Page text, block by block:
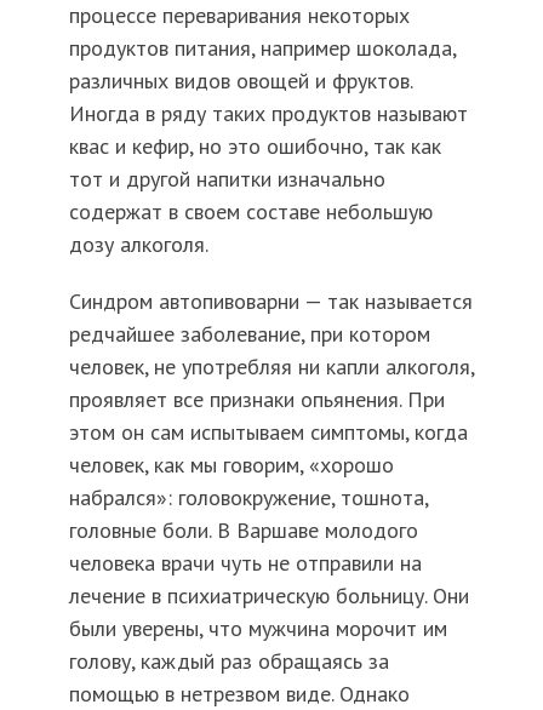
процессе переваривания некоторых
продуктов питания, например шоколада,
различных видов овощей и фруктов.
Иногда в ряду таких продуктов называют
квас и кефир, но это ошибочно, так как
тот и другой напитки изначально
содержат в своем составе небольшую
дозу алкоголя.
Синдром автопивоварни — так называется
редчайшее заболевание, при котором
человек, не употребляя ни капли алкоголя,
проявляет все признаки опьянения. При
этом он сам испытываем симптомы, когда
человек, как мы говорим, «хорошо
набрался»: головокружение, тошнота,
головные боли. В Варшаве молодого
человека врачи чуть не отправили на
лечение в психиатрическую больницу. Они
были уверены, что мужчина морочит им
голову, каждый раз обращаясь за
помощью в нетрезвом виде. Однако